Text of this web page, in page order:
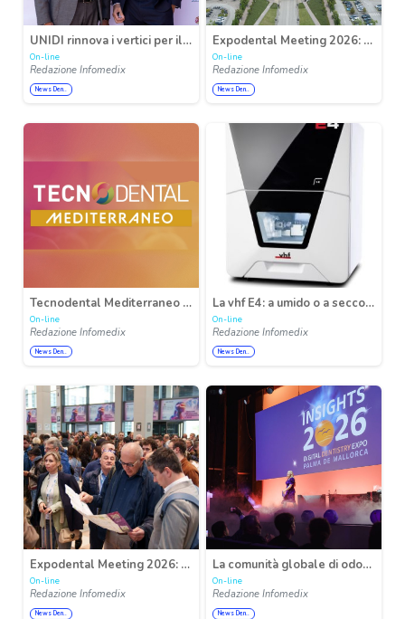
UNIDI rinnova i vertici per il biennio 2026-2028: Gianfranco Berrutti è il nuovo presidente
On-line
Redazione Infomedix
News Den..
Expodental Meeting 2026: visione strategica e internazionalizzazione della partnership UNIDI e IEG
On-line
Redazione Infomedix
News Den..
Tecnodental Mediterraneo 2026: è a Napoli dal 6 al 7 novembre, a Città della Scienza, l’appuntamento dedicato all’innovazione odontotecnica
On-line
Redazione Infomedix
News Den..
La vhf E4: a umido o a secco – lavorazione dei blocchi per tutti
On-line
Redazione Infomedix
News Den..
Expodental Meeting 2026: crescita costante, innovazione e internazionalità al centro del futuro del dentale
On-line
Redazione Infomedix
News Den..
La comunità globale di odontoiatria digitale si riunisce in occasione di Insights 2026
On-line
Redazione Infomedix
News Den..